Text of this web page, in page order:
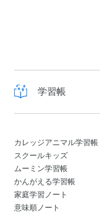
学習帳
カレッジアニマル学習帳
スクールキッズ
ムーミン学習帳
かんがえる学習帳
家庭学習ノート
意味順ノート